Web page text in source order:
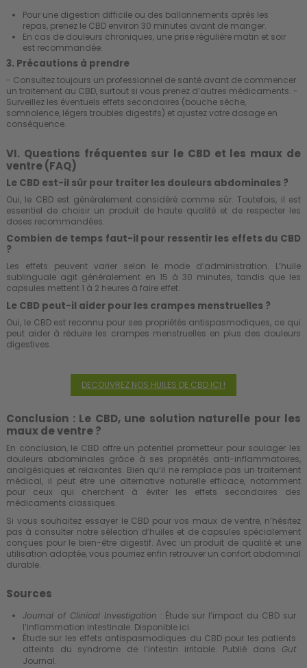
Pour une digestion difficile ou des ballonnements après les
repas, prenez le CBD environ 30 minutes avant de manger.
En cas de douleurs chroniques, une prise régulière matin et soir
est recommandée.
3. Précautions à prendre
- Consultez toujours un professionnel de santé avant de commencer
un traitement au CBD, surtout si vous prenez d’autres médicaments. -
Surveillez les éventuels effets secondaires (bouche sèche,
somnolence, légers troubles digestifs) et ajustez votre dosage en
conséquence.
VI. Questions fréquentes sur le CBD et les maux de
ventre (FAQ)
Le CBD est-il sûr pour traiter les douleurs abdominales ?
Oui, le CBD est généralement considéré comme sûr. Toutefois, il est
essentiel de choisir un produit de haute qualité et de respecter les
doses recommandées.
Combien de temps faut-il pour ressentir les effets du CBD
?
Les effets peuvent varier selon le mode d’administration. L’huile
sublinguale agit généralement en 15 à 30 minutes, tandis que les
capsules mettent 1 à 2 heures à faire effet.
Le CBD peut-il aider pour les crampes menstruelles ?
Oui, le CBD est reconnu pour ses propriétés antispasmodiques, ce qui
peut aider à réduire les crampes menstruelles en plus des douleurs
digestives.
DECOUVREZ NOS HUILES DE CBD ICI !
Conclusion : Le CBD, une solution naturelle pour les
maux de ventre ?
En conclusion, le CBD offre un potentiel prometteur pour soulager les
douleurs abdominales grâce à ses propriétés anti-inflammatoires,
analgésiques et relaxantes. Bien qu’il ne remplace pas un traitement
médical, il peut être une alternative naturelle efficace, notamment
pour ceux qui cherchent à éviter les effets secondaires des
médicaments classiques.
Si vous souhaitez essayer le CBD pour vos maux de ventre, n’hésitez
pas à consulter notre sélection d’huiles et de capsules spécialement
conçues pour le bien-être digestif. Avec un produit de qualité et une
utilisation adaptée, vous pourriez enfin retrouver un confort abdominal
durable.
Sources
Journal of Clinical Investigation : Étude sur l’impact du CBD sur
l’inflammation intestinale. Disponible ici.
Étude sur les effets antispasmodiques du CBD pour les patients
atteints du syndrome de l’intestin irritable. Publié dans
Gut
Journal.